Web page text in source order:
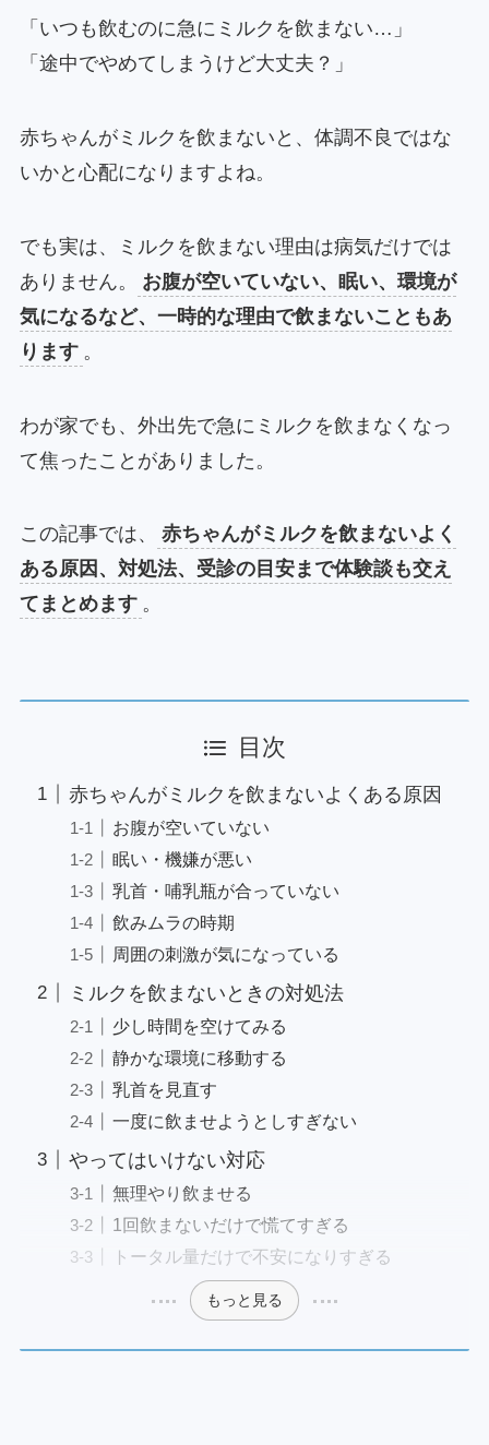
「いつも飲むのに急にミルクを飲まない…」
「途中でやめてしまうけど大丈夫？」
赤ちゃんがミルクを飲まないと、体調不良ではな
いかと心配になりますよね。
でも実は、ミルクを飲まない理由は病気だけでは
ありません。
お腹が空いていない、眠い、環境が
気になるなど、一時的な理由で飲まないこともあ
ります 。
わが家でも、外出先で急にミルクを飲まなくなっ
て焦ったことがありました。
この記事では、
赤ちゃんがミルクを飲まないよく
ある原因、対処法、受診の目安まで体験談も交え
てまとめます 。
目次
赤ちゃんがミルクを飲まないよくある原因
お腹が空いていない
眠い・機嫌が悪い
乳首・哺乳瓶が合っていない
飲みムラの時期
周囲の刺激が気になっている
ミルクを飲まないときの対処法
少し時間を空けてみる
静かな環境に移動する
乳首を見直す
一度に飲ませようとしすぎない
やってはいけない対応
無理やり飲ませる
1回飲まないだけで慌てすぎる
トータル量だけで不安になりすぎる
もっと見る